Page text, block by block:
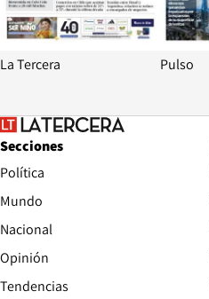
La Tercera Pulso
Secciones
Política
Mundo
Nacional
Opinión
Tendencias